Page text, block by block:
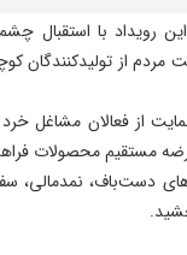
رویداد با استقبال
مردم از تولیدکنندگان
از فعالان مشاغل
مستقیم محصولات
دست‌باف، نمدمالی،